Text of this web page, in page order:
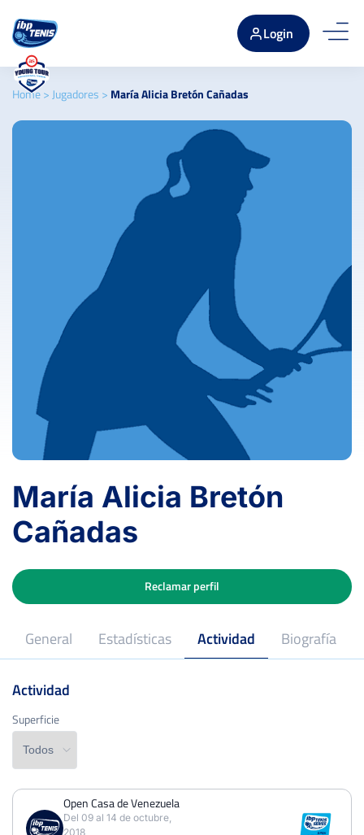
Login
Home> Jugadores > María Alicia Bretón Cañadas
María Alicia Bretón
Cañadas
General Estadísticas Actividad Biografía
Reclamar perfil
Superficie
PERDIDOSPARTIDOS
2 3
Actividad
Superficie
Open Casa de Venezuela
Del 09 al 14 de octubre,
2018